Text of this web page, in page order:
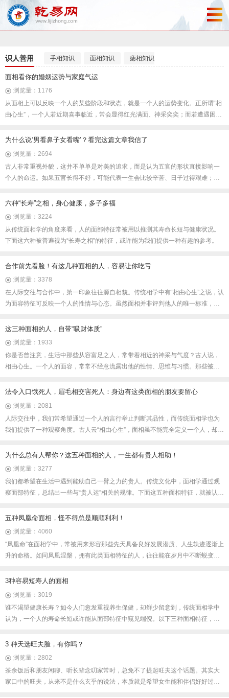
识人善用 手相知识 面相知识 痣相知识
面相看你的婚姻运势与家庭气运
浏览量：1176
从面相上可以反映一个人的某些阶段和状态，就是一个人的运势变化。正所谓“相
由心生”，一个人若近期喜事临近，常会显得红光满面、神采奕奕；而若遭遇困
展、给人以亲切之感。那么，如何通过面相观察婚姻运势及其他方面的气运呢？
为什么说‘男看鼻子女看嘴’？看完这篇文章我信了
浏览量：2694
古人非常重视外貌，这并不单单是对美的追求，而是认为五官的形状直接影响一
个人的命运。如果五官长得不好，可能代表一生会比较辛苦、日子过得艰难；如
子，女看嘴，一生富贵少是非。”这里面其实有些传统的道理，可能你之前没怎么
六种“长寿”之相，身心健康，多子多福
浏览量：3224
从传统面相学的角度来看，人的面部特征常被用以推测其寿命长短与健康状况。
下面这六种被普遍视为“长寿之相”的特征，或许能为我们提供一种有趣的参考。
合作前先看脸！有这几种面相的人，容易让你吃亏
浏览量：3378
在人际交往与合作中，第一印象往往源自相貌。传统相学中有“相由心生”之说，认
为面容特征可反映一个人的性情与心态。虽然面相并非评判他人的唯一标准，但
因轻信表面而致后续困扰。
这三种面相的人，自带“吸财体质”
浏览量：1933
你是否曾注意，生活中那些从容富足之人，常带着相近的神采与气度？古人说，
相由心生。一个人的面容，常常不经意流露出他的性情、思维与习惯。那些被传
通——这些正是把握机遇、经营生活的重要能力。接下来，让我们一起了解其中
法令入口饿死人，眉毛相交害死人：身边有这类面相的朋友要留心
浏览量：2081
人际交往中，我们常希望通过一个人的言行举止判断其品性，而传统面相学也为
我们提供了一种观察角度。古人云“相由心生”，面相虽不能完全定义一个人，却往
认为需在交往中多加留意，帮助我们辨别身边那些可能不宜深交之人。
为什么总有人帮你？这五种面相的人，一生都有贵人相助！
浏览量：3277
我们都希望在生活中遇到能助自己一臂之力的贵人。传统文化中，面相学通过观
察面部特征，总结出一些与“贵人运”相关的规律。下面这五种面相特征，就被认为
五种凤凰命面相，怪不得总是顺顺利利！
浏览量：4060
“凤凰命”在面相学中，常被用来形容那些先天具备良好发展潜质、人生轨迹逐渐上
升的命格。如同凤凰涅槃，拥有此类面相特征的人，往往能在岁月中不断蜕变，
3种容易短寿人的面相
浏览量：3019
谁不渴望健康长寿？如今人们愈发重视养生保健，却鲜少留意到，传统面相学中
认为，一个人的寿命长短或许能从面部特征中窥见端倪。以下三种面相特征，在
3 种天选旺夫脸，有你吗？
浏览量：2802
茶余饭后和朋友闲聊、听长辈念叨家常时，总免不了提起旺夫这个话题。其实大
家口中的旺夫，从来不是什么玄乎的说法，本质就是希望女生能和伴侣好好过日